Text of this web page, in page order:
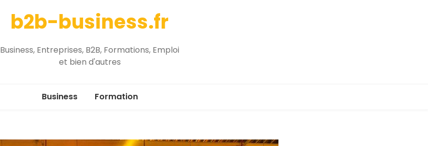
b2b-business.fr
Business, Entreprises, B2B, Formations, Emploi
et bien d'autres
Business Formation